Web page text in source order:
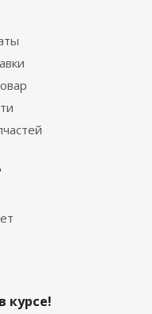
курсе!